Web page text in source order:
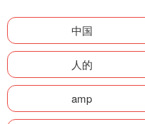
中国
人的
amp